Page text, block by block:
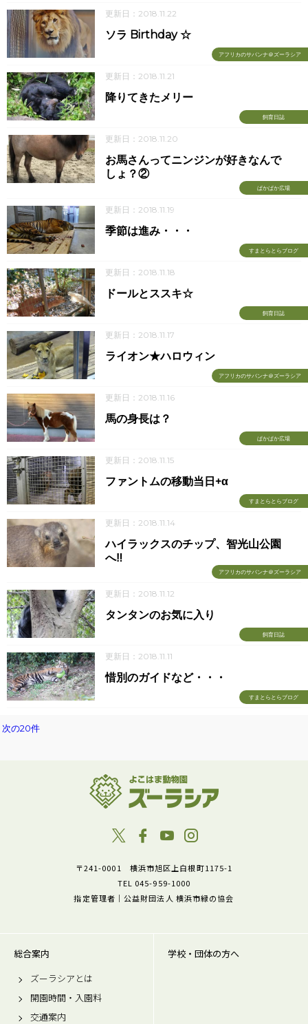
更新日：2018.11.22
アフリカのサバンナ＠ズーラシア
ソラ Birthday ☆
更新日：2018.11.21
飼育日誌
降りてきたメリー
更新日：2018.11.20
ぱかぱか広場
お馬さんってニンジンが好きなんで
しょ？②
更新日：2018.11.19
すまとらとらブログ
季節は進み・・・
更新日：2018.11.18
飼育日誌
ドールとススキ☆
更新日：2018.11.17
アフリカのサバンナ＠ズーラシア
ライオン★ハロウィン
更新日：2018.11.16
ぱかぱか広場
馬の身長は？
更新日：2018.11.15
すまとらとらブログ
ファントムの移動当日+α
更新日：2018.11.14
アフリカのサバンナ＠ズーラシア
ハイラックスのチップ、智光山公園
へ‼
更新日：2018.11.12
飼育日誌
タンタンのお気に入り
更新日：2018.11.11
すまとらとらブログ
惜別のガイドなど・・・
次の20件
〒241-0001 横浜市旭区上白根町1175-1
TEL 045-959-1000
指定管理者｜公益財団法人 横浜市緑の協会
総合案内
ズーラシアとは
開園時間・入園料
交通案内
学校・団体の方へ